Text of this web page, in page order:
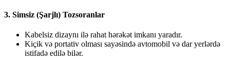
3. Simsiz (Şarjlı) Tozsoranlar
Kabelsiz dizaynı ilə rahat hərəkət imkanı yaradır.
Kiçik və portativ olması sayəsində avtomobil və dar yerlərdə
istifadə edilə bilər.